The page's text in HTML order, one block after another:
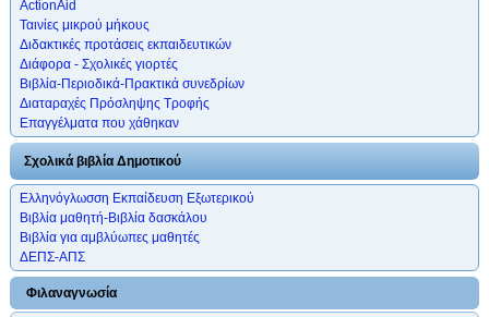
ActionAid
Ταινίες μικρού μήκους
Διδακτικές προτάσεις εκπαιδευτικών
Διάφορα - Σχολικές γιορτές
Βιβλία-Περιοδικά-Πρακτικά συνεδρίων
Διαταραχές Πρόσληψης Τροφής
Επαγγέλματα που χάθηκαν
Σχολικά βιβλία Δημοτικού
Ελληνόγλωσση Εκπαίδευση Εξωτερικού
Βιβλία μαθητή-Βιβλία δασκάλου
Βιβλία για αμβλύωπες μαθητές
ΔΕΠΣ-ΑΠΣ
Φιλαναγνωσία